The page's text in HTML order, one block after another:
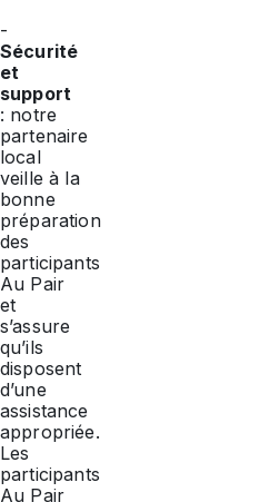
-
Sécurité
et
support
: notre
partenaire
local
veille à la
bonne
préparation
des
participants
Au Pair
et
s’assure
qu’ils
disposent
d’une
assistance
appropriée.
Les
participants
Au Pair